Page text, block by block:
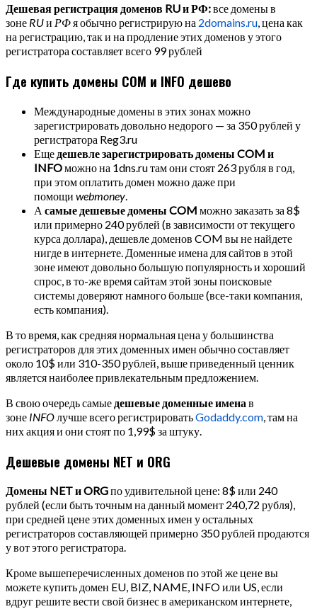
Дешевая регистрация доменов RU и РФ:все домены в
зоне RUи РФя обычно регистрирую на 2domains.ru, цена как
на регистрацию, так и на продление этих доменов у этого
регистратора составляет всего 99 рублей
Где купить домены COM и INFO дешево
Международные домены в этих зонах можно
зарегистрировать довольно недорого — за 350 рублей у
регистратора Reg3.ru
Еще дешевле зарегистрировать домены COM и
INFOможно на 1dns.ru там они стоят 263 рубля в год,
при этом оплатить домен можно даже при
помощи webmoney.
А самые дешевые домены COM можно заказать за 8$
или примерно 240 рублей (в зависимости от текущего
курса доллара), дешевле доменов COM вы не найдете
нигде в интернете. Доменные имена для сайтов в этой
зоне имеют довольно большую популярность и хороший
спрос, в то-же время сайтам этой зоны поисковые
системы доверяют намного больше (все-таки компания,
есть компания).
В то время, как средняя нормальная цена у большинства
регистраторов для этих доменных имен обычно составляет
около 10$ или 310-350 рублей, выше приведенный ценник
является наиболее привлекательным предложением.
В свою очередь самые дешевые доменные имена в
зоне INFOлучше всего регистрироватьGodaddy.com, там на
них акция и они стоят по 1,99$ за штуку.
Дешевые домены NET и ORG
Домены NET и ORGпо удивительной цене: 8$ или 240
рублей (если быть точным на данный момент 240,72 рубля),
при средней цене этих доменных имен у остальных
регистраторов составляющей примерно 350 рублей продаются
у вот этого регистратора.
Кроме вышеперечисленных доменов по этой же цене вы
можете купить домен EU, BIZ, NAME, INFO или US, если
вдруг решите вести свой бизнес в американском интернете,